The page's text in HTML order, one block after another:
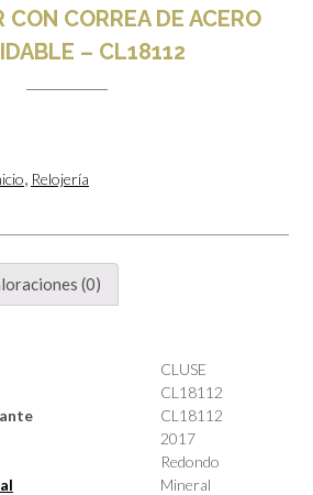
CON CORREA DE ACERO
– CL18112
, Relojería
(0)
CLUSE
CL18112
CL18112
2017
Redondo
Mineral